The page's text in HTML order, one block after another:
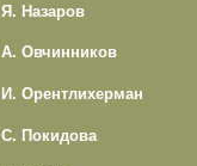
Я. Назаров
А. Овчинников
И. Орентлихерман
С. Покидова